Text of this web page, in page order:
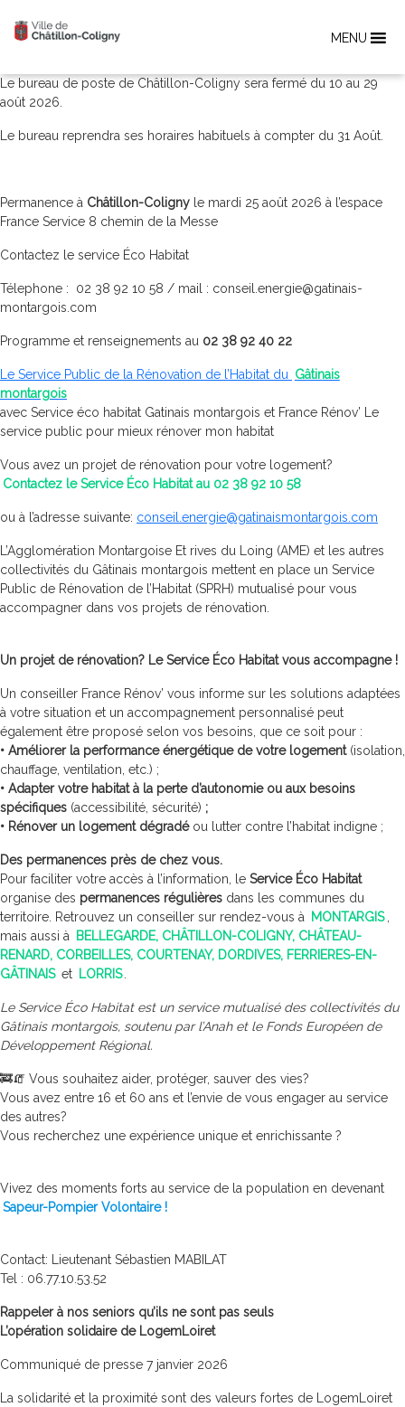
MENU
Le bureau de poste de Châtillon-Coligny sera fermé du 10 au 29
août 2026.
Le bureau reprendra ses horaires habituels à compter du 31 Août.
Permanence à Châtillon-Coligny le mardi 25 août 2026 à l’espace
France Service 8 chemin de la Messe
Contactez le service Éco Habitat
Télephone : 02 38 92 10 58 / mail : conseil.energie@gatinais-
montargois.com
Programme et renseignements au 02 38 92 40 22
Le Service Public de la Rénovation de l’Habitat du Gâtinais
montargois
avec Service éco habitat Gatinais montargois et France Rénov’ Le
service public pour mieux rénover mon habitat
Vous avez un projet de rénovation pour votre logement?
Contactez le Service Éco Habitat au 02 38 92 10 58
ou à l’adresse suivante: conseil.energie@gatinaismontargois.com
L’Agglomération Montargoise Et rives du Loing (AME) et les autres
collectivités du Gâtinais montargois mettent en place un Service
Public de Rénovation de l’Habitat (SPRH) mutualisé pour vous
accompagner dans vos projets de rénovation.
Un projet de rénovation? Le Service Éco Habitat vous accompagne !
Un conseiller France Rénov’ vous informe sur les solutions adaptées
à votre situation et un accompagnement personnalisé peut
également être proposé selon vos besoins, que ce soit pour :
• Améliorer la performance énergétique de votre logement (isolation,
chauffage, ventilation, etc.) ;
• Adapter votre habitat à la perte d’autonomie ou aux besoins
spécifiques (accessibilité, sécurité) ;
• Rénover un logement dégradé ou lutter contre l’habitat indigne ;
Des permanences près de chez vous.
Pour faciliter votre accès à l’information, le Service Éco Habitat
organise des permanences régulières dans les communes du
territoire. Retrouvez un conseiller sur rendez-vous à
MONTARGIS
mais aussi à
BELLEGARDE, CHÂTILLON-COLIGNY, CHÂTEAU-
RENARD, CORBEILLES, COURTENAY, DORDIVES, FERRIERES-EN-
GÂTINAIS et LORRIS
Le Service Éco Habitat est un service mutualisé des collectivités du
Gâtinais montargois, soutenu par l’Anah et le Fonds Européen de
Développement Régional.
🚒🧯 Vous souhaitez aider, protéger, sauver des vies?
Vous avez entre 16 et 60 ans et l’envie de vous engager au service
des autres?
Vous recherchez une expérience unique et enrichissante ?
Vivez des moments forts au service de la population en devenant
Sapeur-Pompier Volontaire !
Contact: Lieutenant Sébastien MABILAT
Tel : 06.77.10.53.52
Rappeler à nos seniors qu’ils ne sont pas seuls
L’opération solidaire de LogemLoiret
Communiqué de presse 7 janvier 2026
La solidarité et la proximité sont des valeurs fortes de LogemLoiret